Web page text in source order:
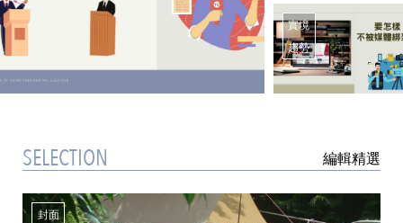
實境
趨勢
SELECTION 編輯精選
封面